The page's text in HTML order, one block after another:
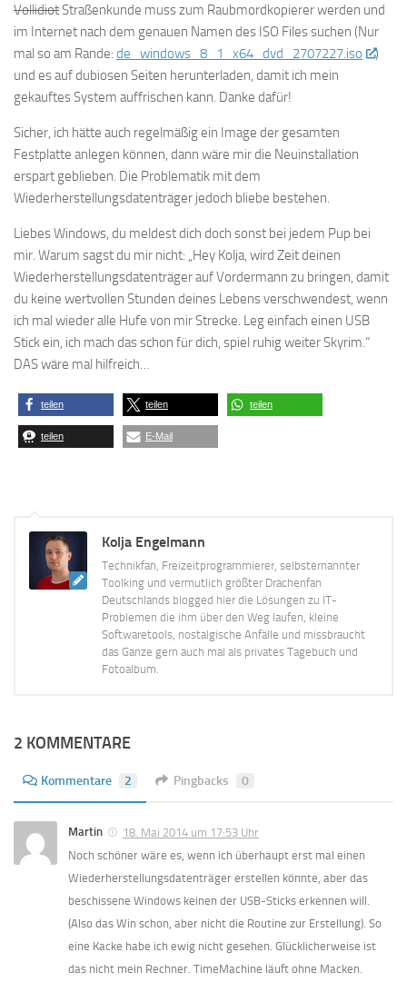
VollidiotStraßenkunde muss zum Raubmordkopierer werden und
im Internet nach dem genauen Namen des ISO Files suchen (Nur
mal so am Rande: de_windows_8_1_x64_dvd_2707227.iso
)
und es auf dubiosen Seiten herunterladen, damit ich mein
gekauftes System auffrischen kann. Danke dafür!
Sicher, ich hätte auch regelmäßig ein Image der gesamten
Festplatte anlegen können, dann wäre mir die Neuinstallation
erspart geblieben. Die Problematik mit dem
Wiederherstellungsdatenträger jedoch bliebe bestehen.
Liebes Windows, du meldest dich doch sonst bei jedem Pup bei
mir. Warum sagst du mir nicht: „Hey Kolja, wird Zeit deinen
Wiederherstellungsdatenträger auf Vordermann zu bringen, damit
du keine wertvollen Stunden deines Lebens verschwendest, wenn
ich mal wieder alle Hufe von mir Strecke. Leg einfach einen USB
Stick ein, ich mach das schon für dich, spiel ruhig weiter Skyrim.“
DAS wäre mal hilfreich…
teilen teilen teilen
teilen E-Mail
Kolja Engelmann
Technikfan, Freizeitprogrammierer, selbsternannter
Toolking und vermutlich größter Drachenfan
Deutschlands blogged hier die Lösungen zu IT-
Problemen die ihm über den Weg laufen, kleine
Softwaretools, nostalgische Anfälle und missbraucht
das Ganze gern auch mal als privates Tagebuch und
Fotoalbum.
2 KOMMENTARE
Kommentare 2 Pingbacks 0
Martin
18. Mai 2014 um 17:53 Uhr
Noch schöner wäre es, wenn ich überhaupt erst mal einen
Wiederherstellungsdatenträger erstellen könnte, aber das
beschissene Windows keinen der USB-Sticks erkennen will.
(Also das Win schon, aber nicht die Routine zur Erstellung). So
eine Kacke habe ich ewig nicht gesehen. Glücklicherweise ist
das nicht mein Rechner. TimeMachine läuft ohne Macken.